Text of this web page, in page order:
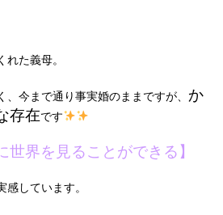
た義母。
今まで通り事実婚のままですが、 か
存在です
世界を見ることができる】
感しています。